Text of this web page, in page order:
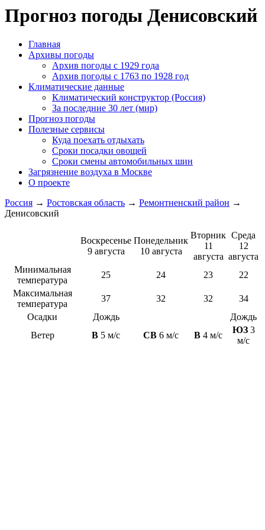
Прогноз погоды Денисовский
Главная
Архивы погоды
Архив погоды c 1929 года
Архив погоды c 1763 по 1928 год
Климатические данные
Климатический конструктор (Россия)
За последние 30 лет (мир)
Прогноз погоды
Полезные сервисы
Куда поехать отдыхать
Сроки посадки овощей
Сроки смены автомобильных шин
Загрязнение воздуха в Москве
О проекте
Россия → Ростовская область → Ремонтненский район →
Денисовский
Воскресенье
9 августа
Понедельник
10 августа
Вторник
11
августа
Среда
12
августа
Минимальная
температура
25 24 23
22
Максимальная
температура
37 32 32
34
Осадки
Дождь
Дождь
Ветер
В 5 м/с СВ 6 м/с В 4 м/с
ЮЗ3
м/с